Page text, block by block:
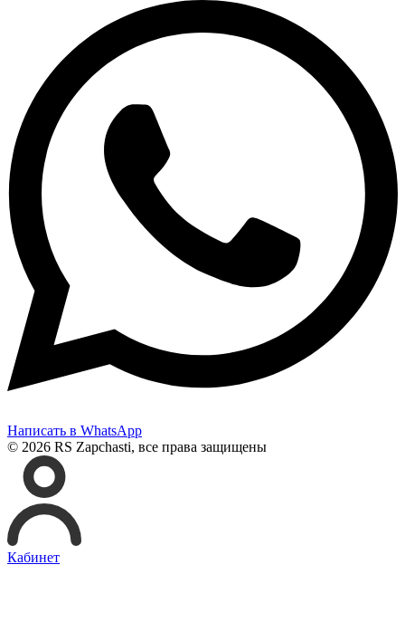
Написать в WhatsApp
© 2026 RS Zapchasti, все права защищены
Кабинет